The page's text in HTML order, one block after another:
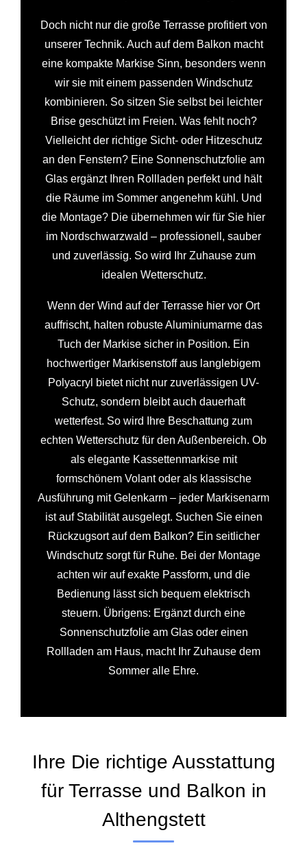
Doch nicht nur die große Terrasse profitiert von
unserer Technik. Auch auf dem Balkon macht
eine kompakte Markise Sinn, besonders wenn
wir sie mit einem passenden Windschutz
kombinieren. So sitzen Sie selbst bei leichter
Brise geschützt im Freien. Was fehlt noch?
Vielleicht der richtige Sicht- oder Hitzeschutz
an den Fenstern? Eine Sonnenschutzfolie am
Glas ergänzt Ihren Rollladen perfekt und hält
die Räume im Sommer angenehm kühl. Und
die Montage? Die übernehmen wir für Sie hier
im Nordschwarzwald – professionell, sauber
und zuverlässig. So wird Ihr Zuhause zum
idealen Wetterschutz.
Wenn der Wind auf der Terrasse hier vor Ort
auffrischt, halten robuste Aluminiumarme das
Tuch der Markise sicher in Position. Ein
hochwertiger Markisenstoff aus langlebigem
Polyacryl bietet nicht nur zuverlässigen UV-
Schutz, sondern bleibt auch dauerhaft
wetterfest. So wird Ihre Beschattung zum
echten Wetterschutz für den Außenbereich. Ob
als elegante Kassettenmarkise mit
formschönem Volant oder als klassische
Ausführung mit Gelenkarm – jeder Markisenarm
ist auf Stabilität ausgelegt. Suchen Sie einen
Rückzugsort auf dem Balkon? Ein seitlicher
Windschutz sorgt für Ruhe. Bei der Montage
achten wir auf exakte Passform, und die
Bedienung lässt sich bequem elektrisch
steuern. Übrigens: Ergänzt durch eine
Sonnenschutzfolie am Glas oder einen
Rollladen am Haus, macht Ihr Zuhause dem
Sommer alle Ehre.
Ihre Die richtige Ausstattung
für Terrasse und Balkon in
Althengstett